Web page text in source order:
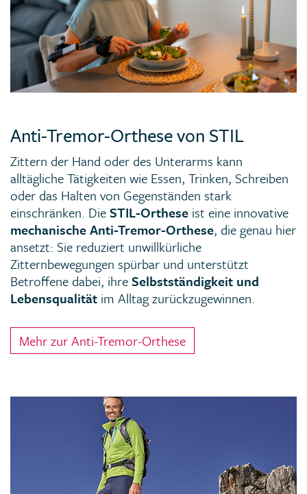
Anti-Tremor-Orthese von STIL
Zittern der Hand oder des Unterarms kann
alltägliche Tätigkeiten wie Essen, Trinken, Schreiben
oder das Halten von Gegenständen stark
einschränken. DieSTIL-Orthese ist eine innovative
mechanische Anti-Tremor-Orthese, die genau hier
ansetzt: Sie reduziert unwillkürliche
Zitternbewegungen spürbar und unterstützt
Betroffene dabei, ihreSelbstständigkeit und
Lebensqualität im Alltag zurückzugewinnen.
Mehr zur Anti-Tremor-Orthese